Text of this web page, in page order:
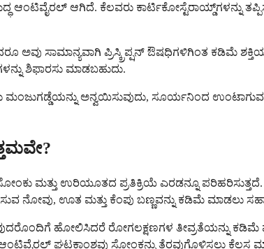
ಆಂಟಿವೈರಲ್ ಆಗಿದೆ. ಕೆಲವರು ಕಾರ್ಟಿಕೋಸ್ಟೆರಾಯ್ಡ್‌ಗಳನ್ನು
ಸಾಮಾನ್ಯವಾಗಿ ಪ್ರಿಸ್ಕ್ರಿಪ್ಷನ್ ಔಷಧಿಗಳಿಗಿಂತ ಕಡಿಮೆ
ಶಿಫಾರಸು ಮಾಡಬಹುದು.
ಮಂಜುಗಡ್ಡೆಯನ್ನು ಅನ್ವಯಿಸುವುದು, ಸೂರ್ಯನಿಂದ
ಮತ್ತು ಉರಿಯೂತದ ಪ್ರತಿಕ್ರಿಯೆ ಎರಡನ್ನೂ
ನೋವು, ಊತ ಮತ್ತು ಕೆಂಪು ಬಣ್ಣವನ್ನು ಕಡಿಮೆ ಮಾಡಲು
ಹೋಲಿಸಿದರೆ ರೋಗಲಕ್ಷಣಗಳ ತೀವ್ರತೆಯನ್ನು ಕಡಿಮೆ
ಘಟಕಾಂಶವು ಸೋಂಕನ್ನು ತೆರವುಗೊಳಿಸಲು ಕೆಲಸ